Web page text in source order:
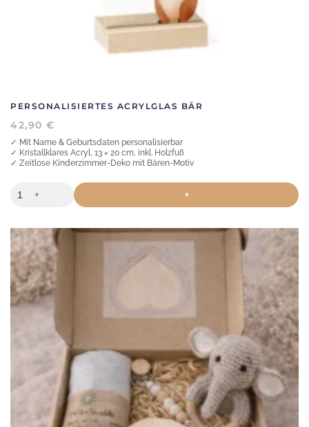
PERSONALISIERTES ACRYLGLAS BÄR
42,90 €
✓ Mit Name & Geburtsdaten personalisierbar
✓ Kristallklares Acryl, 13 × 20 cm, inkl. Holzfuß
✓ Zeitlose Kinderzimmer-Deko mit Bären-Motiv
▼ +